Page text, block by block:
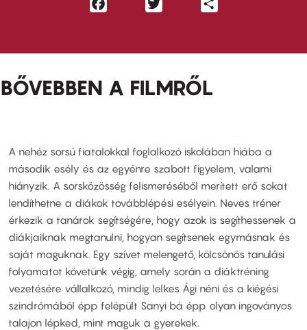
BŐVEBBEN A FILMRŐL
A nehéz sorsú fiatalokkal foglalkozó iskolában hiába a
második esély és az egyénre szabott figyelem, valami
hiányzik. A sorsközösség felismeréséből merített erő sokat
lendíthetne a diákok továbblépési esélyein. Neves tréner
érkezik a tanárok segítségére, hogy azok is segíthessenek a
diákjaiknak megtanulni, hogyan segítsenek egymásnak és
saját maguknak. Egy szívet melengető, kölcsönös tanulási
folyamatot követünk végig, amely során a diáktréning
vezetésére vállalkozó, mindig lelkes Ági néni és a kiégési
szindrómából épp felépült Sanyi bá épp olyan ingoványos
talajon lépked, mint maguk a gyerekek.